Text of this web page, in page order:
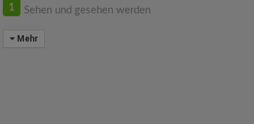
1 Sehen und gesehen werden
Mehr